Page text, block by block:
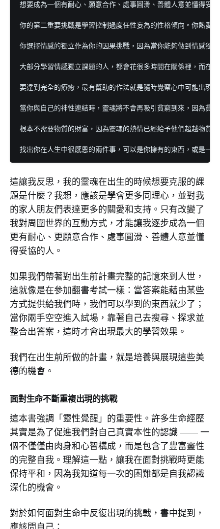
想要成為一個有耐心、願意合作、處事圓滑、善體人意並懂得妥
你的第二重要挑戰是學習控制過度任性妄為的性格傾向。你熱愛
你選擇情感的獨立作為你的因果挑戰，因為當你能夠做到情感獨
大部分學習情感獨立課題的人，都會花很多時間在關係裡，而在
要達到完全的療癒，最有幫助的作法就是隨時覺察心中可能出現
當你與自己的神性連結時，靈魂將不會再吸引貧窮到來，因為貧
根本不需要物質的財富，因為靈魂的熱情已經給予他們超越物質
找出你在人生中很感恩的兩件事，可以是你擁有的東西，或是一
這讓我反思，我的靈魂在出生的時候想要克服的課
題是什麼？我想，應該是學會更多同理心，並對我
的家人朋友們表達更多的關愛和支持。只有改變了
我對周圍世界的互動方式，才能讓我逐步成為一個
更有耐心、更願意合作、處事圓滑、善體人意並懂
得妥協的人。
如果我們帶著對出生前計畫完整的記憶來到人世，
這就像是在參加翻書考試一樣：當答案能藉由某些
方式提供給我們時，我們可以學到的東西就少了；
當你兩手空空進入試場，靠著自己去搜尋、探求並
整合出答案，這時才會出現最大的學習效果。
我們在出生前所做的計畫，就是培養與展現這些美
德的機會。
面對生命不斷重複出現的挑戰
這本書強調「靈性覺醒」的重要性。許多生命經歷
其實是為了促進我們對自己真實本性的認識 —— 一
個不僅僅由肉身和心智構成，而是包含了豐富靈性
的完整自我。理解這一點，讓我在面對挑戰時更能
保持平和，因為我知道每一次的困難都是自我認識
深化的機會。
對於如何面對生命中反復出現的挑戰，書中提到，
應該問自己：